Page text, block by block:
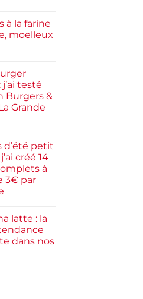
à la farine
moelleux
testé
Burgers &
Grande
d’été petit
créé 14
à
3€ par
latte : la
dans nos